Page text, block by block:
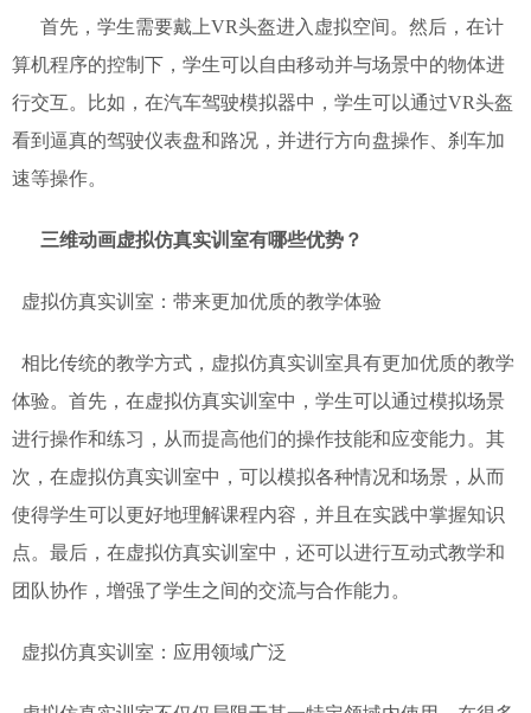
首先，学生需要戴上VR头盔进入虚拟空间。然后，在计
算机程序的控制下，学生可以自由移动并与场景中的物体进
行交互。比如，在汽车驾驶模拟器中，学生可以通过VR头盔
看到逼真的驾驶仪表盘和路况，并进行方向盘操作、刹车加
速等操作。
三维动画虚拟仿真实训室有哪些优势？
虚拟仿真实训室：带来更加优质的教学体验
相比传统的教学方式，虚拟仿真实训室具有更加优质的教学
体验。首先，在虚拟仿真实训室中，学生可以通过模拟场景
进行操作和练习，从而提高他们的操作技能和应变能力。其
次，在虚拟仿真实训室中，可以模拟各种情况和场景，从而
使得学生可以更好地理解课程内容，并且在实践中掌握知识
点。最后，在虚拟仿真实训室中，还可以进行互动式教学和
团队协作，增强了学生之间的交流与合作能力。
虚拟仿真实训室：应用领域广泛